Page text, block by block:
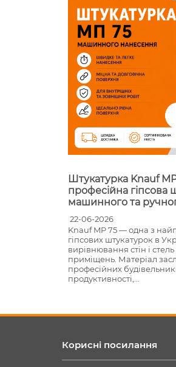
Штукатурка Knauf
професійна гіпсова
машинного та
22-06-2026
Knauf MP 75 — одна з
гіпсових штукатурок в
вирівнювання стін і
приміщень. Матеріал
професійних
продуктивності,...
Корисні посилання